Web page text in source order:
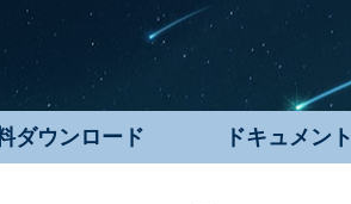
ダウンロード ドキュメント